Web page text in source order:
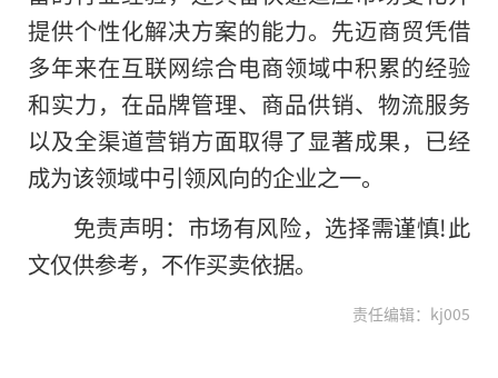
提供个性化解决方案的能力。先迈商贸凭借
多年来在互联网综合电商领域中积累的经验
和实力，在品牌管理、商品供销、物流服务
以及全渠道营销方面取得了显著成果，已经
成为该领域中引领风向的企业之一。
免责声明：市场有风险，选择需谨慎!此
文仅供参考，不作买卖依据。
责任编辑：kj005